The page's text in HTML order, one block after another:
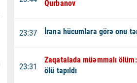
Qurbanov
23:37 İrana hücumlara görə onu
23:31
Zaqatalada müəmmalı ölüm:
ölü tapıldı